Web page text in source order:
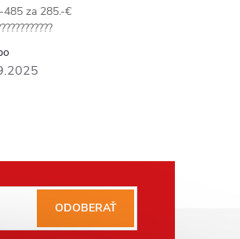
za 285.-€
ODOBERAŤ